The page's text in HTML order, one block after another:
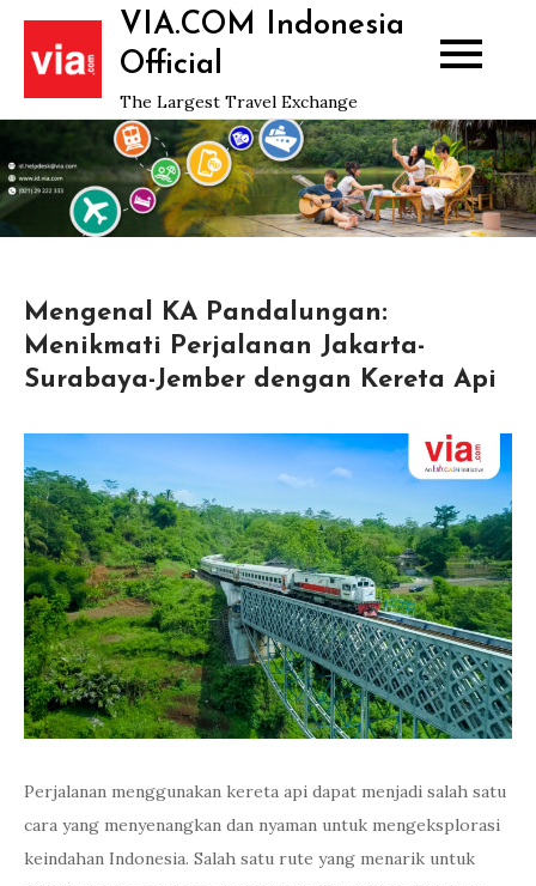
Skip
content
VIA.COM Indonesia
Official
The Largest Travel Exchange
Mengenal KA Pandalungan:
Menikmati Perjalanan Jakarta-
Surabaya-Jember dengan Kereta Api
Perjalanan menggunakan kereta api dapat menjadi salah satu
cara yang menyenangkan dan nyaman untuk mengeksplorasi
keindahan Indonesia. Salah satu rute yang menarik untuk